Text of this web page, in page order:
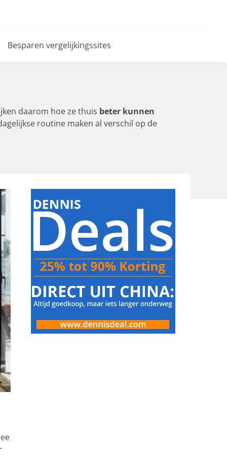
Besparen vergelijkingssites
daarom hoe ze thuis beter kunnen
routine maken al verschil op de